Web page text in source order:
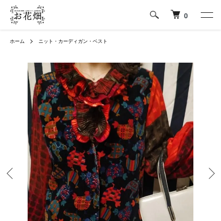
0
ホーム ニット・カーディガン・ベスト